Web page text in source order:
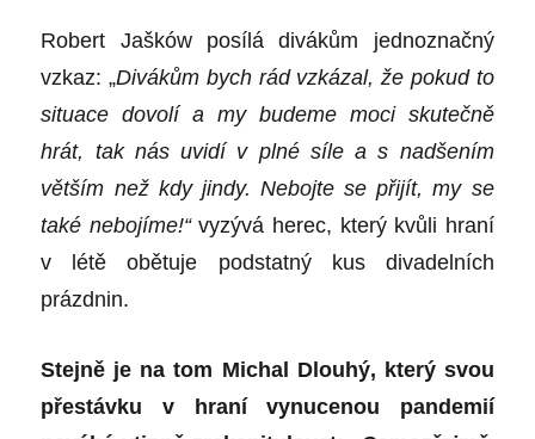
Robert Jašków posílá divákům jednoznačný
vzkaz: „Divákům bych rád vzkázal, že pokud to
situace dovolí a my budeme moci skutečně
hrát, tak nás uvidí v plné síle a s nadšením
větším než kdy jindy. Nebojte se přijít, my se
také nebojíme!“vyzývá herec, který kvůli hraní
v létě obětuje podstatný kus divadelních
prázdnin.
Stejně je na tom Michal Dlouhý, který svou
přestávku v hraní vynucenou pandemií